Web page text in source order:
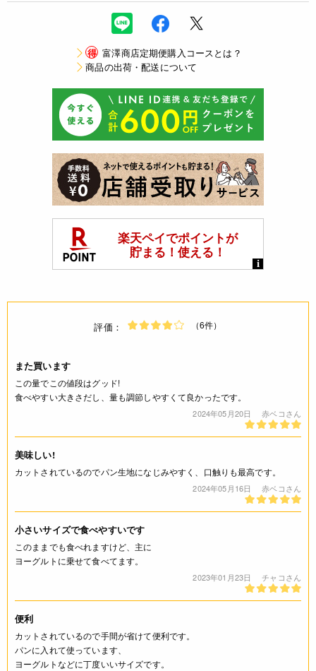
得 富澤商店定期便購入コースとは？
商品の出荷・配送について
評価： （6件）
また買います
この量でこの値段はグッド!
食べやすい大きさだし、量も調節しやすくて良かったです。
2024年05月20日 赤ベコさん
美味しい!
カットされているのでパン生地になじみやすく、口触りも最高です。
2024年05月16日 赤ベコさん
小さいサイズで食べやすいです
このままでも食べれますけど、主に
ヨーグルトに乗せて食べてます。
2023年01月23日 チャコさん
便利
カットされているので手間が省けて便利です。
パンに入れて使っています、
ヨーグルトなどに丁度いいサイズです。